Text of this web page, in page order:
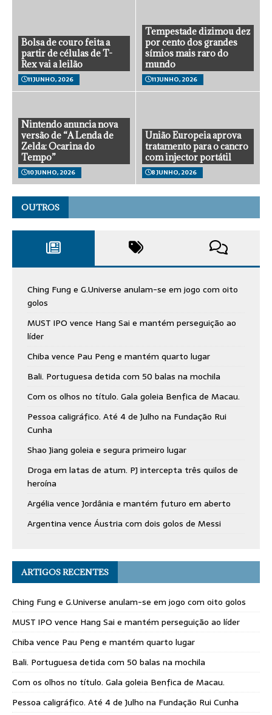
Bolsa de couro feita a
partir de células de T-
Rex vai a leilão
11 JUNHO, 2026
Tempestade dizimou dez
por cento dos grandes
símios mais raro do
mundo
11 JUNHO, 2026
Nintendo anuncia nova
versão de “A Lenda de
Zelda: Ocarina do
Tempo”
10 JUNHO, 2026
União Europeia aprova
tratamento para o cancro
com injector portátil
8 JUNHO, 2026
OUTROS
Ching Fung e G.Universe anulam-se em jogo com oito
golos
MUST IPO vence Hang Sai e mantém perseguição ao
líder
Chiba vence Pau Peng e mantém quarto lugar
Bali. Portuguesa detida com 50 balas na mochila
Com os olhos no título. Gala goleia Benfica de Macau.
Pessoa caligráfico. Até 4 de Julho na Fundação Rui
Cunha
Shao Jiang goleia e segura primeiro lugar
Droga em latas de atum. PJ intercepta três quilos de
heroína
Argélia vence Jordânia e mantém futuro em aberto
Argentina vence Áustria com dois golos de Messi
ARTIGOS RECENTES
Ching Fung e G.Universe anulam-se em jogo com oito golos
MUST IPO vence Hang Sai e mantém perseguição ao líder
Chiba vence Pau Peng e mantém quarto lugar
Bali. Portuguesa detida com 50 balas na mochila
Com os olhos no título. Gala goleia Benfica de Macau.
Pessoa caligráfico. Até 4 de Julho na Fundação Rui Cunha